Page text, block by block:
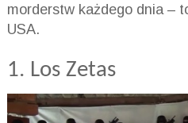
morderstw każdego dnia –
USA.
1. Los Zetas